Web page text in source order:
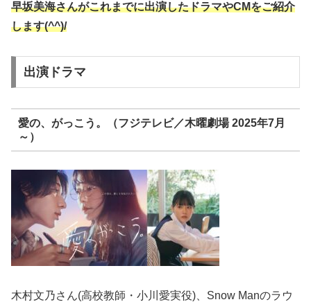
早坂美海さんがこれまでに出演したドラマやCMをご紹介
します(^^)/
出演ドラマ
愛の、がっこう。（フジテレビ／木曜劇場 2025年7月
～）
木村文乃さん(高校教師・小川愛実役)、Snow Manのラウ